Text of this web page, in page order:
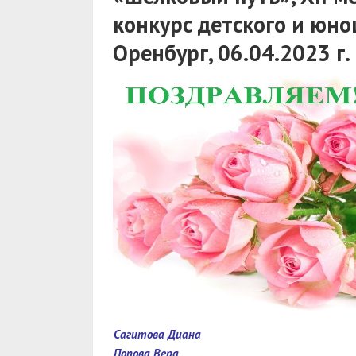
конкурс детского и
Оренбург, 06.04.2023 г.
Сагитова Диана